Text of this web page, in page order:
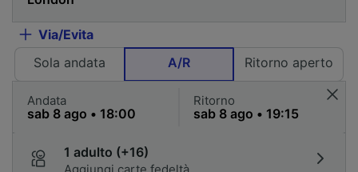
Via/Evita
Sola andata
A/R Ritorno aperto
Andata Ritorno
1 adulto (+16)